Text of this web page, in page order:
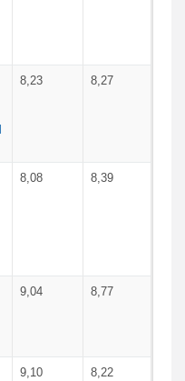
8,23 8,27
8,08 8,39
9,04 8,77
9,10 8,22